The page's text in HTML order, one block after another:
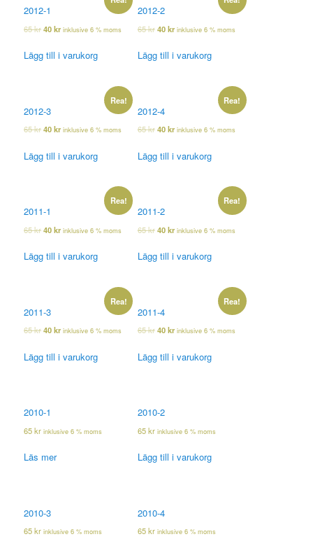
2012-1
65kr40kr inklusive 6 % moms
Lägg till i varukorg
2012-2
65kr40kr inklusive 6 % moms
Lägg till i varukorg
Rea!
2012-3
65kr40kr inklusive 6 % moms
Lägg till i varukorg
Rea!
2012-4
65kr40kr inklusive 6 % moms
Lägg till i varukorg
Rea!
2011-1
65kr40kr inklusive 6 % moms
Lägg till i varukorg
Rea!
2011-2
65kr40kr inklusive 6 % moms
Lägg till i varukorg
Rea!
2011-3
65kr40kr inklusive 6 % moms
Lägg till i varukorg
Rea!
2011-4
65kr40kr inklusive 6 % moms
Lägg till i varukorg
2010-1
65kr inklusive 6 % moms
Läs mer
2010-2
65kr inklusive 6 % moms
Lägg till i varukorg
2010-3
65kr inklusive 6 % moms
2010-4
65kr inklusive 6 % moms